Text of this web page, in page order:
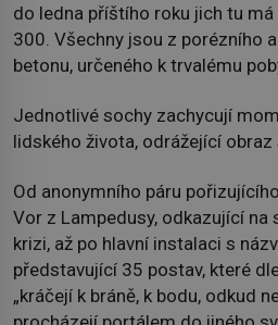
do ledna příštího roku jich tu
300. Všechny jsou z porézního
betonu, určeného k trvalému
Jednotlivé sochy zachycují
lidského života, odrážející obraz
Od anonymního páru
Vor z Lampedusy, odkazující na
krizi, až po hlavní instalaci s
představující 35 postav, které
„kráčejí k bráně, k bodu, odkud